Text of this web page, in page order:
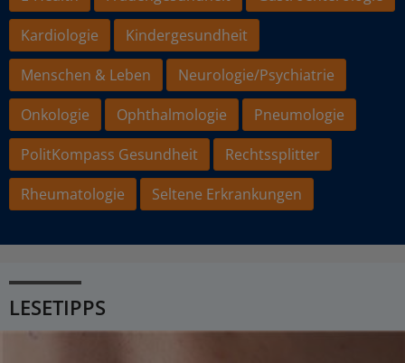
Kardiologie
Kindergesundheit
Menschen & Leben
Neurologie/Psychiatrie
Onkologie
Ophthalmologie
Pneumologie
PolitKompass Gesundheit
Rechtssplitter
Rheumatologie
Seltene Erkrankungen
LESETIPPS